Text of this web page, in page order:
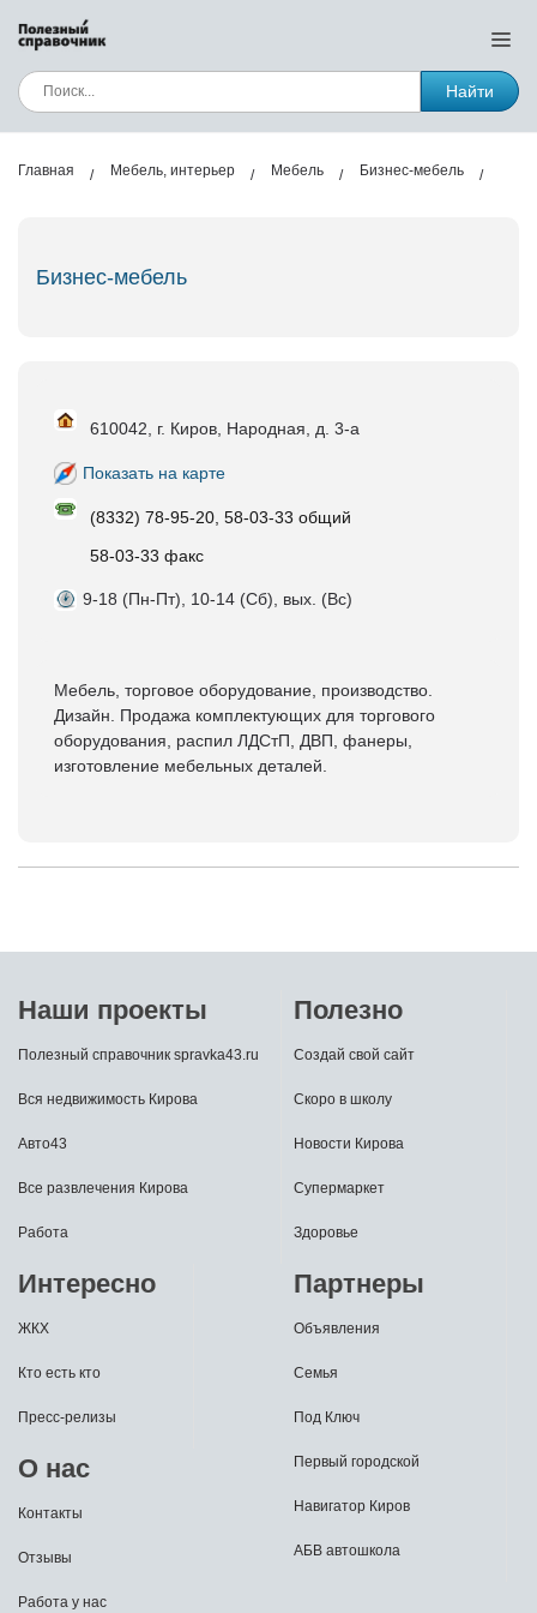
Найти
Главная Мебель, интерьер Мебель Бизнес-мебель
Бизнес-мебель
610042, г. Киров, Народная, д. 3-а
Показать на карте
(8332) 78-95-20, 58-03-33 общий
58-03-33 факс
9-18 (Пн-Пт), 10-14 (Сб), вых. (Вс)
Мебель, торговое оборудование, производство.
Дизайн. Продажа комплектующих для торгового
оборудования, распил ЛДСтП, ДВП, фанеры,
изготовление мебельных деталей.
Наши проекты
Полезный справочник spravka43.ru
Вся недвижимость Кирова
Авто43
Все развлечения Кирова
Работа
Полезно
Создай свой сайт
Скоро в школу
Новости Кирова
Супермаркет
Здоровье
Интересно
ЖКХ
Кто есть кто
Пресс-релизы
О нас
Контакты
Отзывы
Работа у нас
Партнеры
Объявления
Семья
Под Ключ
Первый городской
Навигатор Киров
АБВ автошкола